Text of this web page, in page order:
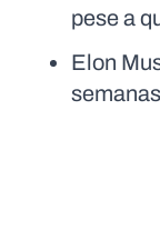
pese a
Elon